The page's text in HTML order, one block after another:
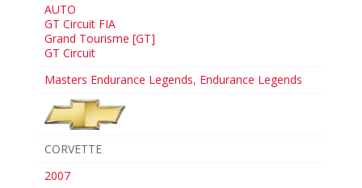
AUTO
GT Circuit FIA
Grand Tourisme [GT]
GT Circuit
Masters Endurance Legends, Endurance Legends
CORVETTE
2007